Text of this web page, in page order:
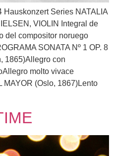
Hauskonzert Series NATALIA
VIOLIN Integral de
del compositor noruego
SONATA Nº 1 OP. 8
1865)Allegro con
molto vivace
MAYOR (Oslo, 1867)Lento